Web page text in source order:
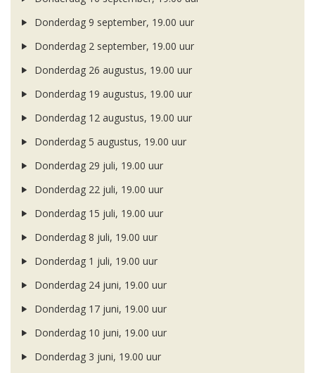
Donderdag 9 september, 19.00 uur
Donderdag 2 september, 19.00 uur
Donderdag 26 augustus, 19.00 uur
Donderdag 19 augustus, 19.00 uur
Donderdag 12 augustus, 19.00 uur
Donderdag 5 augustus, 19.00 uur
Donderdag 29 juli, 19.00 uur
Donderdag 22 juli, 19.00 uur
Donderdag 15 juli, 19.00 uur
Donderdag 8 juli, 19.00 uur
Donderdag 1 juli, 19.00 uur
Donderdag 24 juni, 19.00 uur
Donderdag 17 juni, 19.00 uur
Donderdag 10 juni, 19.00 uur
Donderdag 3 juni, 19.00 uur